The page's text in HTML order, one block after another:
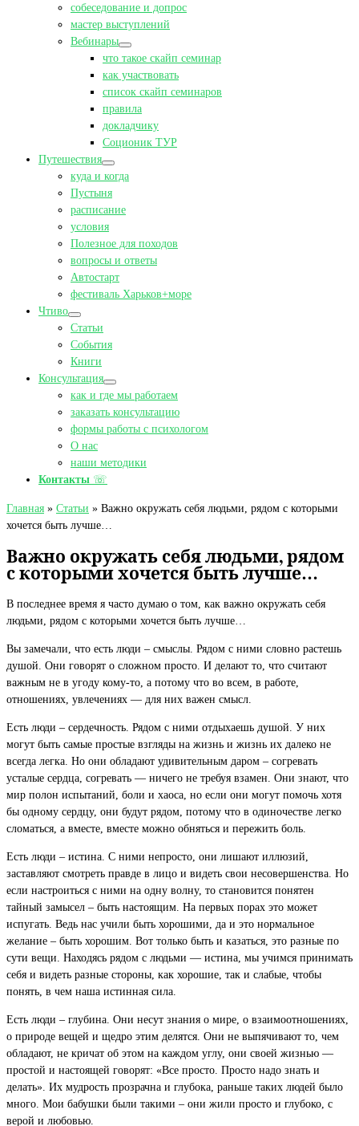
собеседование и допрос
мастер выступлений
Вебинары
что такое скайп семинар
как участвовать
список скайп семинаров
правила
докладчику
Соционик ТУР
Путешествия
куда и когда
Пустыня
расписание
условия
Полезное для походов
вопросы и ответы
Автостарт
фестиваль Харьков+море
Чтиво
Статьи
События
Книги
Консультация
как и где мы работаем
заказать консультацию
формы работы с психологом
О нас
наши методики
Контакты ☏
Главная » Статьи » Важно окружать себя людьми, рядом с которыми
хочется быть лучше…
Важно окружать себя людьми, рядом
с которыми хочется быть лучше…
В последнее время я часто думаю о том, как важно окружать себя
людьми, рядом с которыми хочется быть лучше…
Вы замечали, что есть люди – смыслы. Рядом с ними словно растешь
душой. Они говорят о сложном просто. И делают то, что считают
важным не в угоду кому-то, а потому что во всем, в работе,
отношениях, увлечениях — для них важен смысл.
Есть люди – сердечность. Рядом с ними отдыхаешь душой. У них
могут быть самые простые взгляды на жизнь и жизнь их далеко не
всегда легка. Но они обладают удивительным даром – согревать
усталые сердца, согревать — ничего не требуя взамен. Они знают, что
мир полон испытаний, боли и хаоса, но если они могут помочь хотя
бы одному сердцу, они будут рядом, потому что в одиночестве легко
сломаться, а вместе, вместе можно обняться и пережить боль.
Есть люди – истина. С ними непросто, они лишают иллюзий,
заставляют смотреть правде в лицо и видеть свои несовершенства. Но
если настроиться с ними на одну волну, то становится понятен
тайный замысел – быть настоящим. На первых порах это может
испугать. Ведь нас учили быть хорошими, да и это нормальное
желание – быть хорошим. Вот только быть и казаться, это разные по
сути вещи. Находясь рядом с людьми — истина, мы учимся принимать
себя и видеть разные стороны, как хорошие, так и слабые, чтобы
понять, в чем наша истинная сила.
Есть люди – глубина. Они несут знания о мире, о взаимоотношениях,
о природе вещей и щедро этим делятся. Они не выпячивают то, чем
обладают, не кричат об этом на каждом углу, они своей жизнью —
простой и настоящей говорят: «Все просто. Просто надо знать и
делать». Их мудрость прозрачна и глубока, раньше таких людей было
много. Мои бабушки были такими – они жили просто и глубоко, с
верой и любовью.